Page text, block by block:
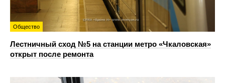
Общество
Лестничный сход №5 на станции метро «Чкаловская»
открыт после ремонта